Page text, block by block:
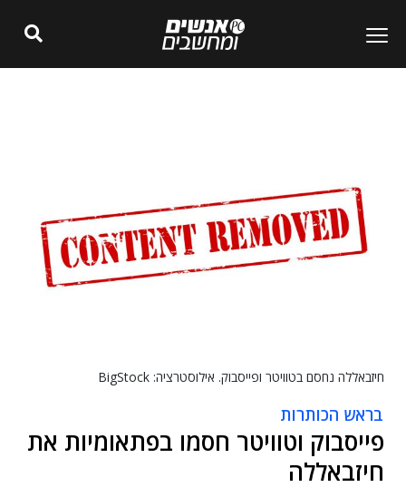
חיזבאללה נחסם בטוויטר ופייסבוק. אילוסטרציה: BigStock
בראש הכותרות
פייסבוק וטוויטר חסמו בפתאומיות את
חיזבאללה